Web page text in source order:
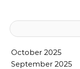
October 2025
September 2025